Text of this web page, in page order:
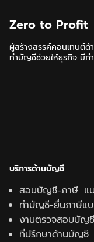
Zero to Profit
ผู้สร้างสรรค์คอนเทนต์
ทำบัญชีช่วยให้ธุรกิจ มีก
บริการด้านบัญชี
สอนบัญชี-ภาษี แ
ทำบัญชี-ยื่นภาษีแ
งานตรวจสอบบัญชี
ที่ปรึกษาด้านบัญชี